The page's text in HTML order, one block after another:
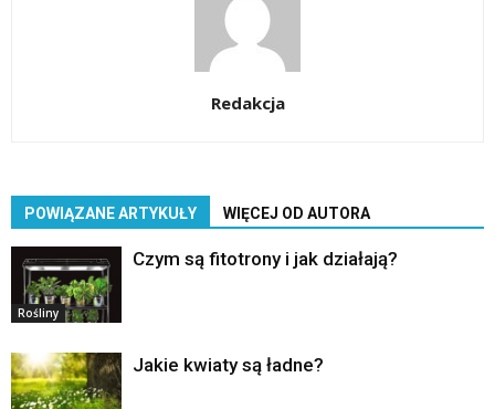
Redakcja
POWIĄZANE ARTYKUŁY WIĘCEJ OD AUTORA
Rośliny
Czym są fitotrony i jak działają?
Jakie kwiaty są ładne?